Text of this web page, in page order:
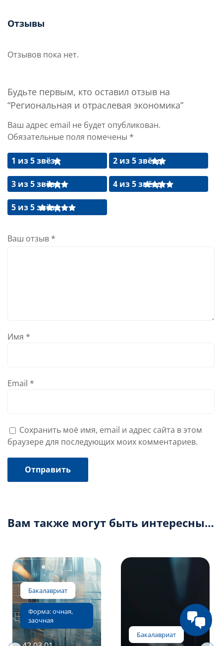
Отзывы
Отзывов пока нет.
Будьте первым, кто оставил отзыв на
“Региональная и отраслевая экономика”
Ваш адрес email не будет опубликован.
Обязательные поля помечены *
1 из 5 звёзд 2 из 5 звёзд
3 из 5 звёзд 4 из 5 звёзд
5 из 5 звёзд
Ваш отзыв *
Имя *
Email *
Сохранить моё имя, email и адрес сайта в этом
браузере для последующих моих комментариев.
Вам также могут быть интересны…